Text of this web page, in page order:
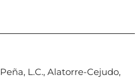
L.C., Alatorre-Cejudo,